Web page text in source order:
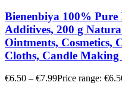
Bienenbiya 100% Pure
Additives, 200 g
Ointments, Cosmetics,
Cloths, Candle
€6.50 – €7.99Price range: